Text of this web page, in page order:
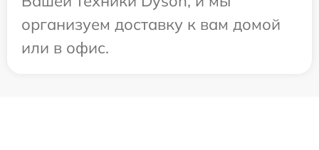
организуем доставку к вам домой
или в офис.